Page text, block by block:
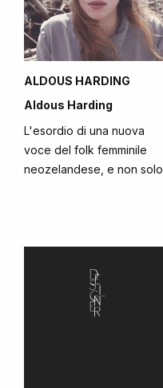
ALDOUS HARDING
Aldous Harding
L'esordio di una nuova
voce del folk femminile
neozelandese, e non solo